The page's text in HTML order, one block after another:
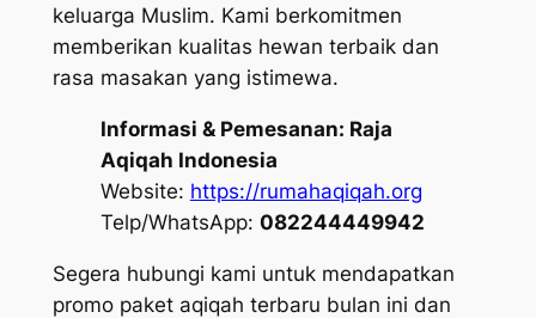
keluarga Muslim. Kami berkomitmen
memberikan kualitas hewan terbaik dan
rasa masakan yang istimewa.
Informasi & Pemesanan: Raja
Aqiqah Indonesia
Website: https://rumahaqiqah.org
Telp/WhatsApp: 082244449942
Segera hubungi kami untuk mendapatkan
promo paket aqiqah terbaru bulan ini dan